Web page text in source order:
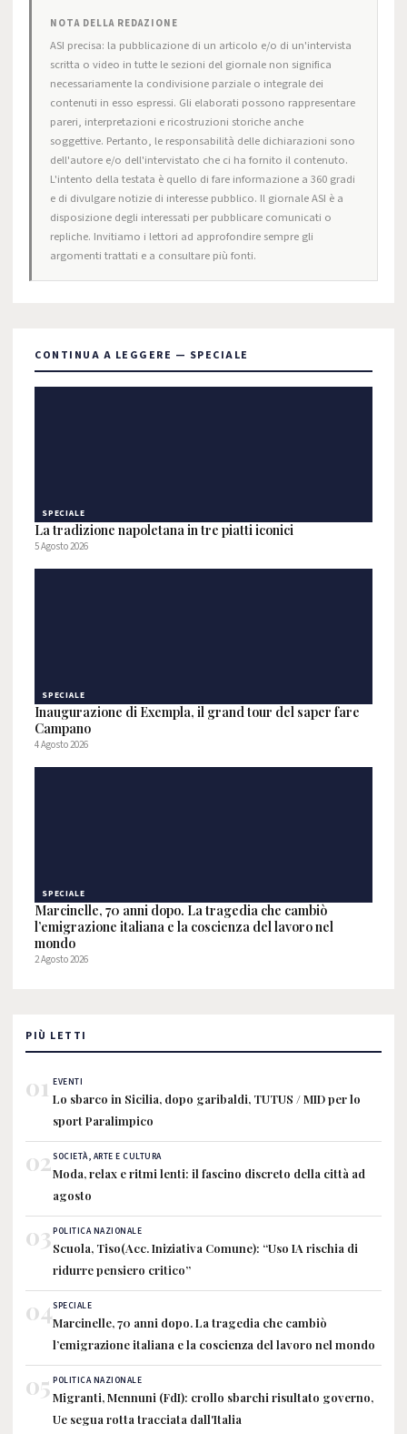
NOTA DELLA REDAZIONE
ASI precisa: la pubblicazione di un articolo e/o di un'intervista
scritta o video in tutte le sezioni del giornale non significa
necessariamente la condivisione parziale o integrale dei
contenuti in esso espressi. Gli elaborati possono rappresentare
pareri, interpretazioni e ricostruzioni storiche anche
soggettive. Pertanto, le responsabilità delle dichiarazioni sono
dell'autore e/o dell'intervistato che ci ha fornito il contenuto.
L'intento della testata è quello di fare informazione a 360 gradi
e di divulgare notizie di interesse pubblico. Il giornale ASI è a
disposizione degli interessati per pubblicare comunicati o
repliche. Invitiamo i lettori ad approfondire sempre gli
argomenti trattati e a consultare più fonti.
CONTINUA A LEGGERE — SPECIALE
SPECIALE
La tradizione napoletana in tre piatti iconici
5 Agosto 2026
SPECIALE
Inaugurazione di Exempla, il grand tour del saper fare
Campano
4 Agosto 2026
SPECIALE
Marcinelle, 70 anni dopo. La tragedia che cambiò
l’emigrazione italiana e la coscienza del lavoro nel
mondo
2 Agosto 2026
PIÙ LETTI
01 EVENTI
Lo sbarco in Sicilia, dopo garibaldi, TUTUS / MID per lo
sport Paralimpico
02SOCIETÀ, ARTE E CULTURA
Moda, relax e ritmi lenti: il fascino discreto della città ad
agosto
03POLITICA NAZIONALE
Scuola, Tiso(Acc. Iniziativa Comune): “Uso IA rischia di
ridurre pensiero critico”
04SPECIALE
Marcinelle, 70 anni dopo. La tragedia che cambiò
l’emigrazione italiana e la coscienza del lavoro nel mondo
05 POLITICA NAZIONALE
Migranti, Mennuni (FdI): crollo sbarchi risultato governo,
Ue segua rotta tracciata dall'Italia